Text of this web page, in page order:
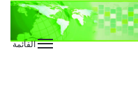
القائمة